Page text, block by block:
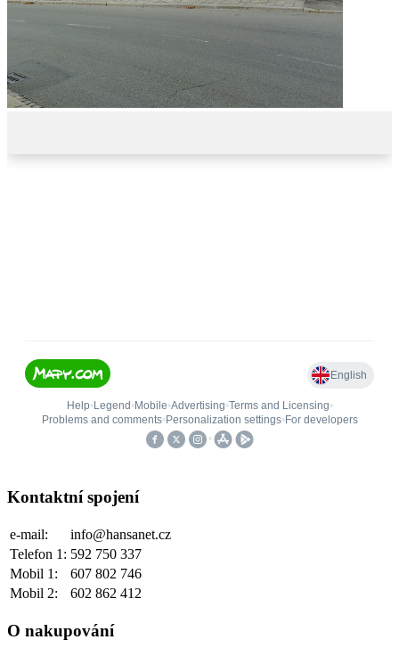
Kontaktní spojení
e-mail:
info@hansanet.cz
Telefon 1: 592 750 337
Mobil 1:
607 802 746
Mobil 2:
602 862 412
O nakupování